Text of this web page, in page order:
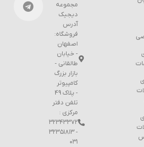
مجموعه
دیجیک
آدرس
فروشگاه:
اصفهان
- خیابان
طالقانی -
بازار بزرگ
کامپیوتر
- پلاک 49
تلفن دفتر
مرکزی :
۳۲۳۴۳۳۷۲
- ۳۲۳۵۱۸۱۳
۰۳۱